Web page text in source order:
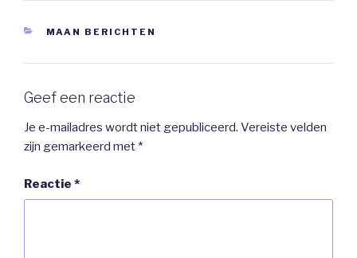
CATEGORIEËN
MAAN BERICHTEN
Geef een reactie
Je e-mailadres wordt niet gepubliceerd. Vereiste velden
zijn gemarkeerd met *
Reactie *